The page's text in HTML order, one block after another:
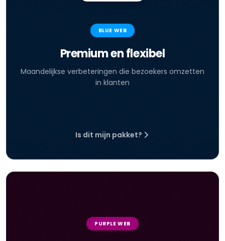
BLUE WEB
Premium en flexibel
Maandelijkse verbeteringen die bezoekers omzetten
in klanten
Is dit mijn pakket?
PURPLE WEB